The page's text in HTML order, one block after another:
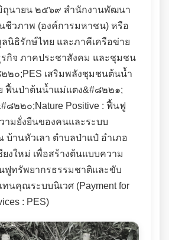
ถุนายน ๒๕๖๙ สำนักงานพัฒนา
ชีวภาพ (องค์การมหาชน) หรือ
ลนิธิรักษ์ไทย และภาคีเครือข่าย
กิจ ภาคประชาสังคม และชุมชน
๒๐;PES เสริมพลังชุมชนต้นน้ำ
ฟื้นป่าต้นน้ำแม่แตง&#๘๒๒๑;
๘๒๒๐;Nature Positive : ฟื้นฟู
ามยั่งยืนของคนและระบบ
บ้านหัวเลา ตำบลป่าแป๋ อำเภอ
ยงใหม่ เพื่อสร้างต้นแบบความ
ฟูทรัพยากรธรรมชาติและขับ
นคุณระบบนิเวศ (Payment for
: PES)